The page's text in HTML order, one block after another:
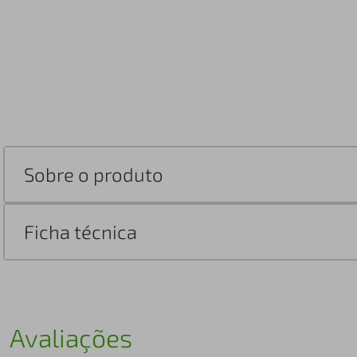
Sobre o produto
Ficha técnica
Avaliações